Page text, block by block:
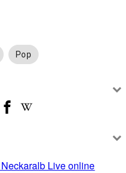
Pop
Live online